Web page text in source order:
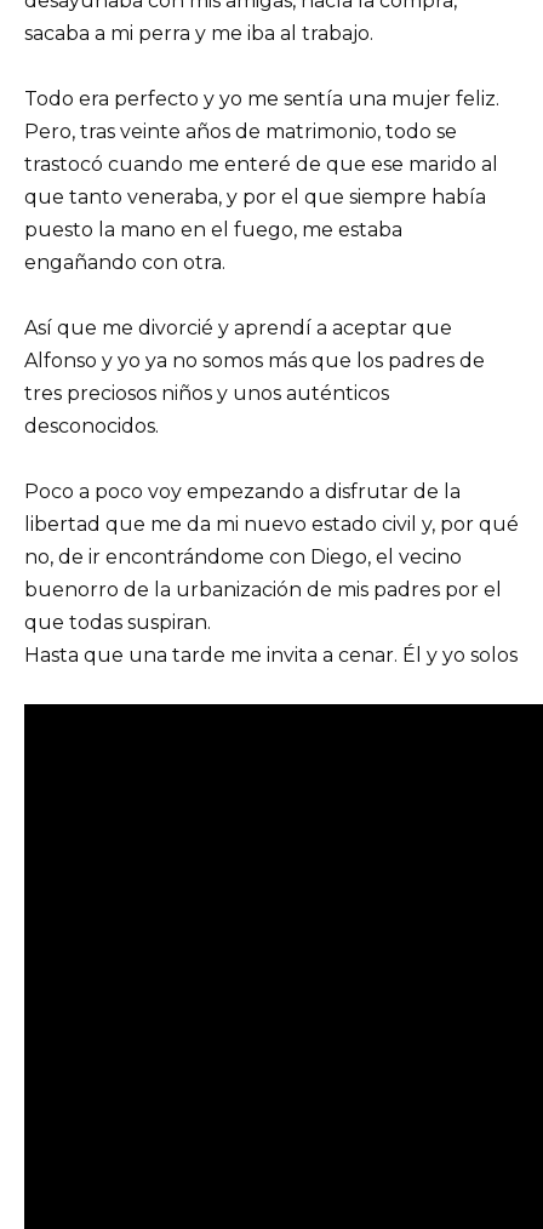
sacaba a mi perra y me iba al trabajo.
Todo era perfecto y yo me sentía una mujer feliz.
Pero, tras veinte años de matrimonio, todo se
trastocó cuando me enteré de que ese marido al
que tanto veneraba, y por el que siempre había
puesto la mano en el fuego, me estaba
engañando con otra.
Así que me divorcié y aprendí a aceptar que
Alfonso y yo ya no somos más que los padres de
tres preciosos niños y unos auténticos
desconocidos.
Poco a poco voy empezando a disfrutar de la
libertad que me da mi nuevo estado civil y, por qué
no, de ir encontrándome con Diego, el vecino
buenorro de la urbanización de mis padres por el
que todas suspiran.
Hasta que una tarde me invita a cenar. Él y yo solos